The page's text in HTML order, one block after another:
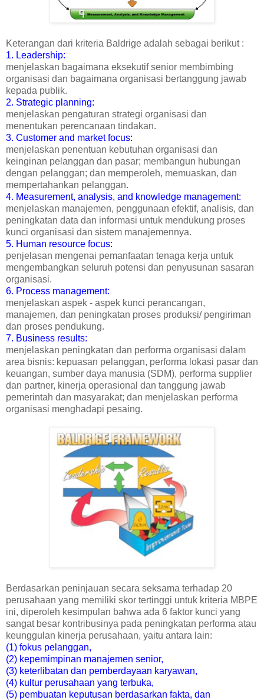
Keterangan dari kriteria Baldrige adalah sebagai berikut :
1. Leadership:
menjelaskan bagaimana eksekutif senior membimbing
organisasi dan bagaimana organisasi bertanggung jawab
kepada publik.
2. Strategic planning:
menjelaskan pengaturan strategi organisasi dan
menentukan perencanaan tindakan.
3. Customer and market focus:
menjelaskan penentuan kebutuhan organisasi dan
keinginan pelanggan dan pasar; membangun hubungan
dengan pelanggan; dan memperoleh, memuaskan, dan
mempertahankan pelanggan.
4. Measurement, analysis, and knowledge management:
menjelaskan manajemen, penggunaan efektif, analisis, dan
peningkatan data dan informasi untuk mendukung proses
kunci organisasi dan sistem manajemennya.
5. Human resource focus:
penjelasan mengenai pemanfaatan tenaga kerja untuk
mengembangkan seluruh potensi dan penyusunan sasaran
organisasi.
6. Process management:
menjelaskan aspek - aspek kunci perancangan,
manajemen, dan peningkatan proses produksi/ pengiriman
dan proses pendukung.
7. Business results:
menjelaskan peningkatan dan performa organisasi dalam
area bisnis: kepuasan pelanggan, performa lokasi pasar dan
keuangan, sumber daya manusia (SDM), performa supplier
dan partner, kinerja operasional dan tanggung jawab
pemerintah dan masyarakat; dan menjelaskan performa
organisasi menghadapi pesaing.
Berdasarkan peninjauan secara seksama terhadap 20
perusahaan yang memiliki skor tertinggi untuk kriteria MBPE
ini, diperoleh kesimpulan bahwa ada 6 faktor kunci yang
sangat besar kontribusinya pada peningkatan performa atau
keunggulan kinerja perusahaan, yaitu antara lain:
(1) fokus pelanggan,
(2) kepemimpinan manajemen senior,
(3) keterlibatan dan pemberdayaan karyawan,
(4) kultur perusahaan yang terbuka,
(5) pembuatan keputusan berdasarkan fakta, dan